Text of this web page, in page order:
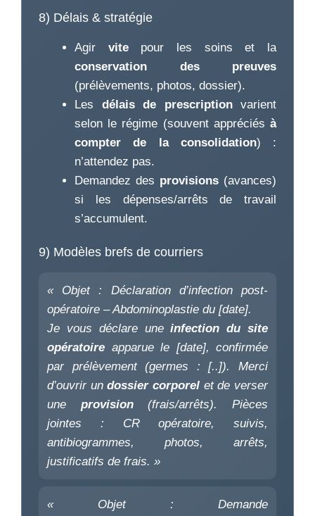
8) Délais & stratégie
Agir vitepour les soins et la
conservation des preuves
(prélèvements, photos, dossier).
Les délais de prescriptionvarient
selon le régime (souvent appréciés à
compter de la consolidation) :
n’attendez pas.
Demandez des provisions (avances)
si les dépenses/arrêts de travail
s’accumulent.
9) Modèles brefs de courriers
« Objet : Déclaration d’infection post-
opératoire – Abdominoplastie du [date].
Je vous déclare uneinfection du site
opératoire apparue le [date], confirmée
par prélèvement (germes : [..]). Merci
d’ouvrir undossier corporel et de verser
une provision(frais/arrêts). Pièces
jointes : CR opératoire, suivis,
antibiogrammes, photos, arrêts,
justificatifs de frais. »
« Objet : Demande